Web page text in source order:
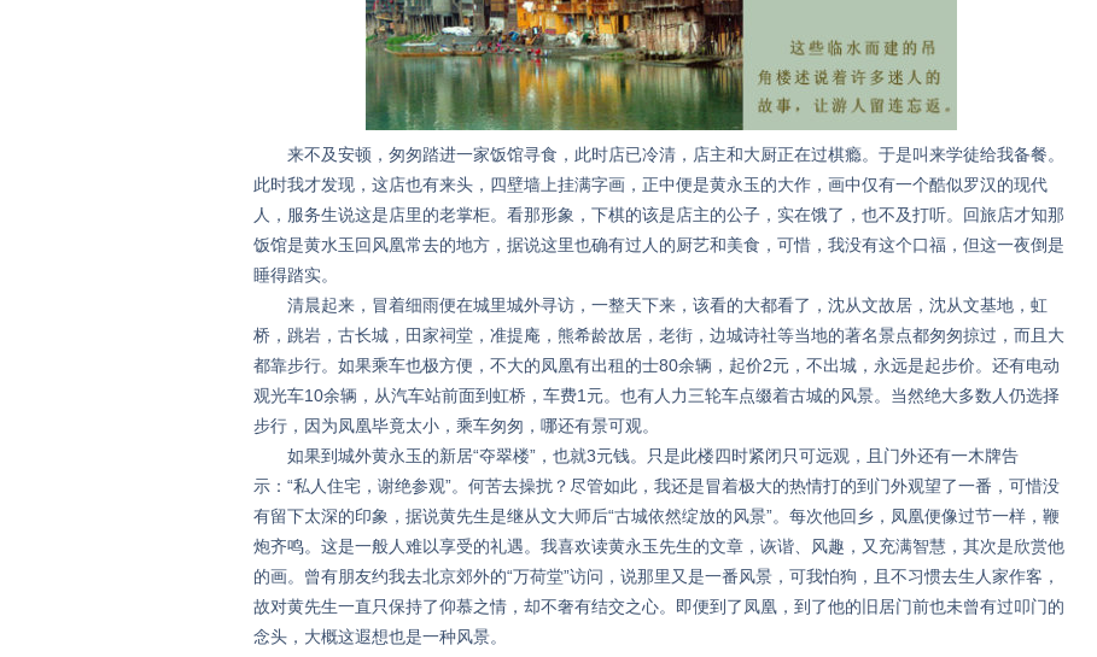
来不及安顿，匆匆踏进一家饭馆寻食，此时店已冷清，店主和大厨正在过棋瘾。于是叫来学徒给我备餐。
此时我才发现，这店也有来头，四壁墙上挂满字画，正中便是黄永玉的大作，画中仅有一个酷似罗汉的现代
人，服务生说这是店里的老掌柜。看那形象，下棋的该是店主的公子，实在饿了，也不及打听。回旅店才知那
饭馆是黄水玉回风凰常去的地方，据说这里也确有过人的厨艺和美食，可惜，我没有这个口福，但这一夜倒是
睡得踏实。
清晨起来，冒着细雨便在城里城外寻访，一整天下来，该看的大都看了，沈从文故居，沈从文基地，虹
桥，跳岩，古长城，田家祠堂，准提庵，熊希龄故居，老街，边城诗社等当地的著名景点都匆匆掠过，而且大
都靠步行。如果乘车也极方便，不大的凤凰有出租的士80余辆，起价2元，不出城，永远是起步价。还有电动
观光车10余辆，从汽车站前面到虹桥，车费1元。也有人力三轮车点缀着古城的风景。当然绝大多数人仍选择
步行，因为凤凰毕竟太小，乘车匆匆，哪还有景可观。
如果到城外黄永玉的新居“夺翠楼”，也就3元钱。只是此楼四时紧闭只可远观，且门外还有一木牌告
示：“私人住宅，谢绝参观”。何苦去操扰？尽管如此，我还是冒着极大的热情打的到门外观望了一番，可惜没
有留下太深的印象，据说黄先生是继从文大师后“古城依然绽放的风景”。每次他回乡，凤凰便像过节一样，鞭
炮齐鸣。这是一般人难以享受的礼遇。我喜欢读黄永玉先生的文章，诙谐、风趣，又充满智慧，其次是欣赏他
的画。曾有朋友约我去北京郊外的“万荷堂”访问，说那里又是一番风景，可我怕狗，且不习惯去生人家作客，
故对黄先生一直只保持了仰慕之情，却不奢有结交之心。即便到了凤凰，到了他的旧居门前也未曾有过叩门的
念头，大概这遐想也是一种风景。